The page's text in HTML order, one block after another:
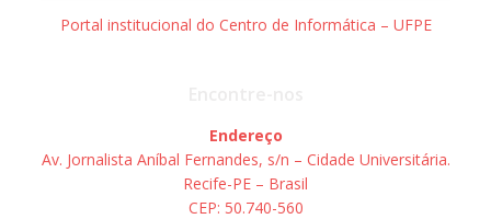
Portal institucional do Centro de Informática – UFPE
Endereço
Av. Jornalista Aníbal Fernandes, s/n – Cidade Universitária.
Recife-PE – Brasil
CEP: 50.740-560